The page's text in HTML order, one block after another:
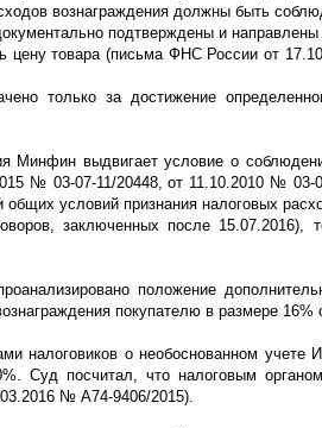
вознаграждения должны быть
подтверждены и
цену товара (письма ФНС России от
только за достижение
Минфин выдвигает условие о
№ 03-07-11/20448, от 11.10.2010 №
условий признания налоговых
заключенных после 15.07.2016),
положение
покупателю в размере
налоговиков о необоснованном
Суд посчитал, что налоговым
№ А74-9406/2015).